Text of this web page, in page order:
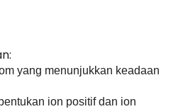
yang menunjukkan keadaan
ion positif dan ion